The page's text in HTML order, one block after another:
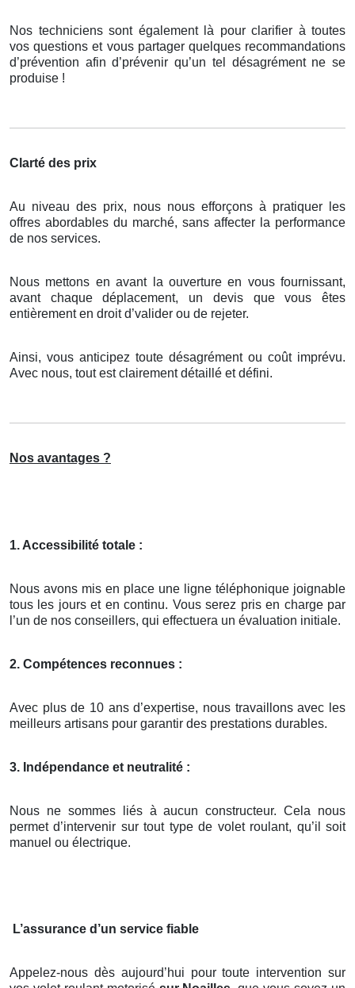
Nos techniciens sont également là pour clarifier à toutes
vos questions et vous partager quelques recommandations
d’prévention afin d’prévenir qu’un tel désagrément ne se
produise !
Clarté des prix
Au niveau des prix, nous nous efforçons à pratiquer les
offres abordables du marché, sans affecter la performance
de nos services.
Nous mettons en avant la ouverture en vous fournissant,
avant chaque déplacement, un devis que vous êtes
entièrement en droit d’valider ou de rejeter.
Ainsi, vous anticipez toute désagrément ou coût imprévu.
Avec nous, tout est clairement détaillé et défini.
Nos avantages ?
1. Accessibilité totale :
Nous avons mis en place une ligne téléphonique joignable
tous les jours et en continu. Vous serez pris en charge par
l’un de nos conseillers, qui effectuera un évaluation initiale.
2. Compétences reconnues :
Avec plus de 10 ans d’expertise, nous travaillons avec les
meilleurs artisans pour garantir des prestations durables.
3. Indépendance et neutralité :
Nous ne sommes liés à aucun constructeur. Cela nous
permet d’intervenir sur tout type de volet roulant, qu’il soit
manuel ou électrique.
L’assurance d’un service fiable
Appelez-nous dès aujourd’hui pour toute intervention sur